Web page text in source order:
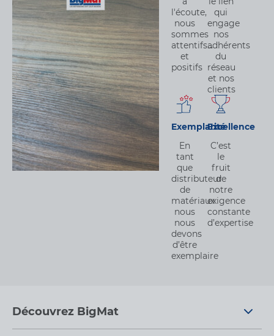
l'écoute,
nous
sommes
attentifs…
et
positifs
qui
engage
nos
adhérents
du
réseau
et nos
clients
Exemplarité
En
tant
que
distributeur
de
matériaux
nous
nous
devons
d’être
exemplaire
Excellence
C’est
le
fruit
de
notre
exigence
constante
d’expertise
Découvrez BigMat